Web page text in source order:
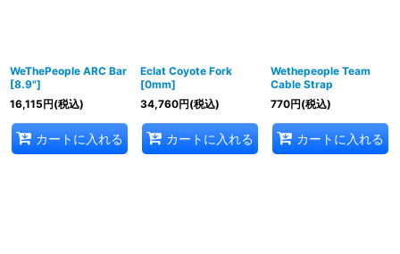
WeThePeople ARC Bar
[8.9"]
16,115円(税込)
カートに入れる
Eclat Coyote Fork
[0mm]
34,760円(税込)
カートに入れる
Wethepeople Team
Cable Strap
770円(税込)
カートに入れる